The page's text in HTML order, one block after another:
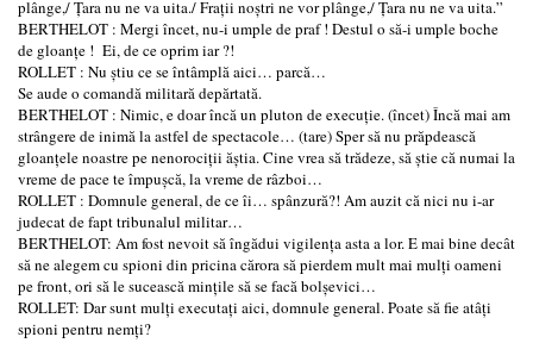
plânge,/ Ţara nu ne va uita./ Fraţii noştri ne vor plânge,/ Ţara nu ne va uita.”
BERTHELOT : Mergi încet, nu-i umple de praf ! Destul o să-i umple boche
de gloanţe ! Ei, de ce oprim iar ?!
ROLLET : Nu ştiu ce se întâmplă aici… parcă…
Se aude o comandă militară depărtată.
BERTHELOT : Nimic, e doar încă un pluton de execuţie. (încet) Încă mai am
strângere de inimă la astfel de spectacole… (tare) Sper să nu prăpdească
gloanţele noastre pe nenorociţii ăştia. Cine vrea să trădeze, să ştie că numai la
vreme de pace te împuşcă, la vreme de râzboi…
ROLLET : Domnule general, de ce îi… spânzură?! Am auzit că nici nu i-ar
judecat de fapt tribunalul militar…
BERTHELOT: Am fost nevoit să îngădui vigilenţa asta a lor. E mai bine decât
să ne alegem cu spioni din pricina cărora să pierdem mult mai mulţi oameni
pe front, ori să le sucească minţile să se facă bolşevici…
ROLLET: Dar sunt mulţi executaţi aici, domnule general. Poate să fie atâţi
spioni pentru nemţi?